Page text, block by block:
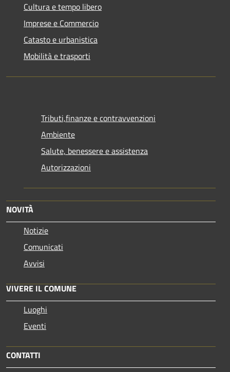
Cultura e tempo libero
Imprese e Commercio
Catasto e urbanistica
Mobilità e trasporti
Tributi,finanze e contravvenzioni
Ambiente
Salute, benessere e assistenza
Autorizzazioni
NOVITÀ
Notizie
Comunicati
Avvisi
VIVERE IL COMUNE
Luoghi
Eventi
CONTATTI